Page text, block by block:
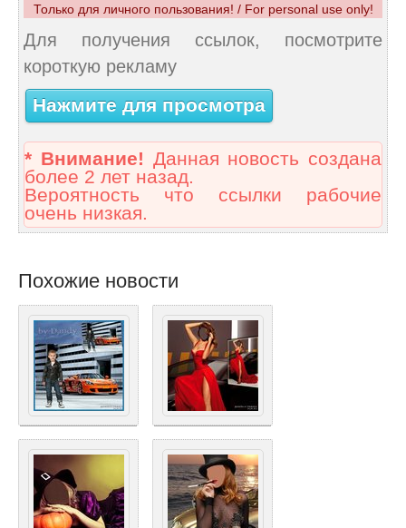
Только для личного пользования! / For personal use only!
Для получения ссылок, посмотрите
короткую рекламу
Нажмите для просмотра
* Внимание! Данная новость создана
более 2 лет назад.
Вероятность что ссылки рабочие
очень низкая.
Похожие новости